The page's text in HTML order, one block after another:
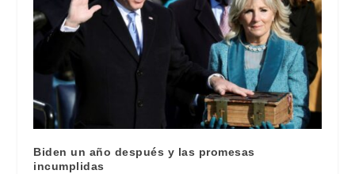
Biden un año después y las promesas
incumplidas